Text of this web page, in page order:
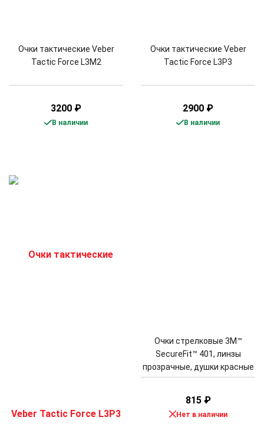
Очки тактические Veber
Tactic Force L3M2
3200 ₽
В наличии
Очки тактические Veber
Tactic Force L3P3
2900 ₽
В наличии
Очки стрелковые 3M™
SecureFit™ 401, линзы
прозрачные, душки красные
815 ₽
Нет в наличии